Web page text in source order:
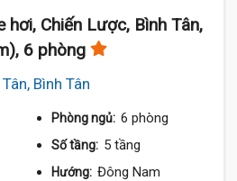
hơi, Chiến Lược, Bình Tân,
6 phòng
Bình Tân
Phòng ngủ: 6 phòng
Số tầng: 5 tầng
Hướng: Đông Nam